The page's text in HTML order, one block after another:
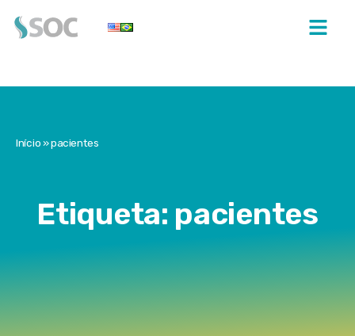
Início»pacientes
Etiqueta: pacientes